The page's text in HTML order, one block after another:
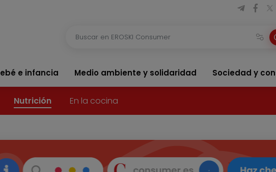
e infancia Medio ambiente y solidaridad Sociedad y
Nutrición En la cocina